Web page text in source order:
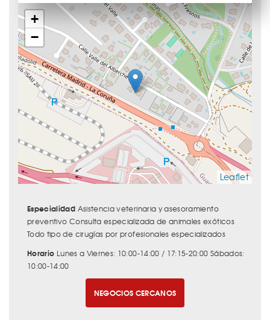
+
−
Leaflet
Especialidad Asistencia veterinaria y asesoramiento
preventivo Consulta especializada de animales exóticos
Todo tipo de cirugías por profesionales especializados
Horario Lunes a Viernes: 10:00-14:00 / 17:15-20:00 Sábados:
10:00-14:00
NEGOCIOS CERCANOS